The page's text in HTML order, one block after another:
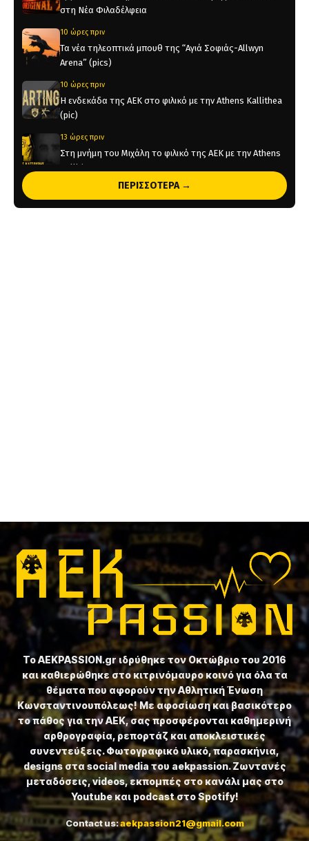
στη Νέα Φιλαδέλφεια
10 ώρες πριν
Τα νέα τηλεοπτικά μπουθ της “Αγιά Σοφιάς-Allwyn
Arena” (pics)
10 ώρες πριν
Η ενδεκάδα της ΑΕΚ στο φιλικό με την Athens Kallithea
(pic)
13 ώρες πριν
Στη μνήμη του Μιχάλη το φιλικό της ΑΕΚ με την Athens
Kallithea
Τέλος από την ΑΕΚ ο Δέδες
ΠΕΡΙΣΣΟΤΕΡΑ →
Το ⁦AEKPASSION.gr⁩ ιδρύθηκε τον Οκτώβριο του 2016
και καθιερώθηκε στο κιτρινόμαυρο κοινό για όλα τα
θέματα που αφορούν την Αθλητική Ένωση
Κωνσταντινουπόλεως! Με αφοσίωση και βασικότερο
το πάθος για την ΑΕΚ, σας προσφέρονται καθημερινή
αρθρογραφία, ρεπορτάζ και αποκλειστικές
συνεντεύξεις. Φωτογραφικό υλικό, παρασκήνια,
designs στα social media του aekpassion. Ζωντανές
μεταδόσεις, videos, εκπομπές στο κανάλι μας στο
Youtube και podcast στο Spotify!
Contact us:aekpassion21@gmail.com